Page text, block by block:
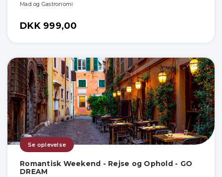
Mad og Gastronomi
DKK 999,00
Se oplevelse
Romantisk Weekend - Rejse og Ophold - GO
DREAM